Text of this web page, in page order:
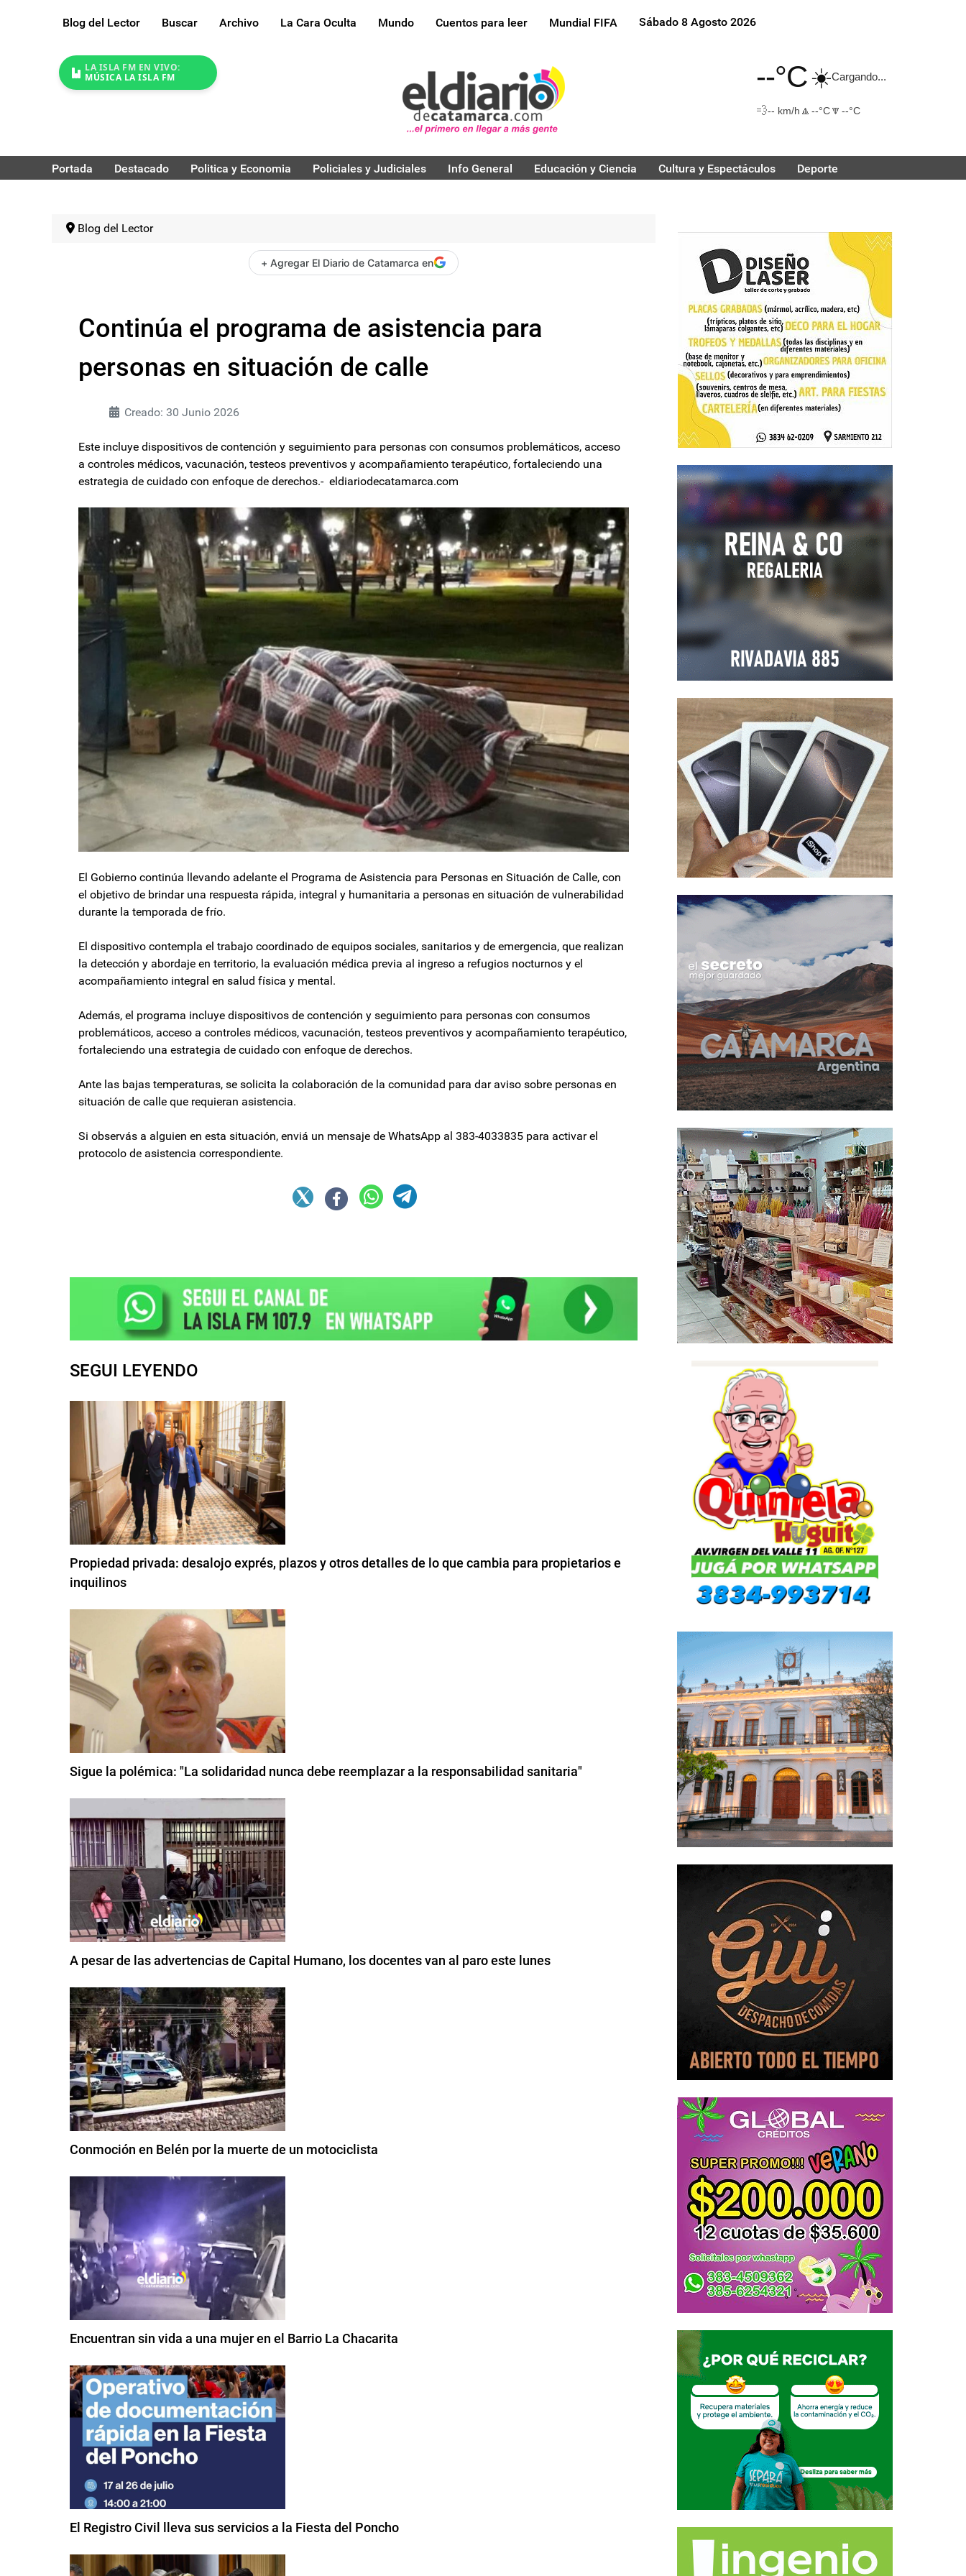
Blog del Lector Buscar Archivo La Cara Oculta Mundo Cuentos para leer Mundial FIFA Sábado 8 Agosto 2026
LA ISLA FM EN VIVO:
MÚSICA LA ISLA FM
--°C☀️Cargando...
💨-- km/h 🔼 --°C🔽 --°C
Portada Destacado Politica y Economia Policiales y Judiciales Info General Educación y Ciencia Cultura y Espectáculos Deporte
Blog del Lector
+ Agregar El Diario de Catamarca en
Continúa el programa de asistencia para
personas en situación de calle
Creado: 30 Junio 2026
Este incluye dispositivos de contención y seguimiento para personas con consumos problemáticos, acceso
a controles médicos, vacunación, testeos preventivos y acompañamiento terapéutico, fortaleciendo una
estrategia de cuidado con enfoque de derechos.- eldiariodecatamarca.com
El Gobierno continúa llevando adelante el Programa de Asistencia para Personas en Situación de Calle, con
el objetivo de brindar una respuesta rápida, integral y humanitaria a personas en situación de vulnerabilidad
durante la temporada de frío.
El dispositivo contempla el trabajo coordinado de equipos sociales, sanitarios y de emergencia, que realizan
la detección y abordaje en territorio, la evaluación médica previa al ingreso a refugios nocturnos y el
acompañamiento integral en salud física y mental.
Además, el programa incluye dispositivos de contención y seguimiento para personas con consumos
problemáticos, acceso a controles médicos, vacunación, testeos preventivos y acompañamiento terapéutico,
fortaleciendo una estrategia de cuidado con enfoque de derechos.
Ante las bajas temperaturas, se solicita la colaboración de la comunidad para dar aviso sobre personas en
situación de calle que requieran asistencia.
Si observás a alguien en esta situación, enviá un mensaje de WhatsApp al 383-4033835 para activar el
protocolo de asistencia correspondiente.
SEGUI LEYENDO
Propiedad privada: desalojo exprés, plazos y otros detalles de lo que cambia para propietarios e
inquilinos
Sigue la polémica: "La solidaridad nunca debe reemplazar a la responsabilidad sanitaria"
A pesar de las advertencias de Capital Humano, los docentes van al paro este lunes
Conmoción en Belén por la muerte de un motociclista
Encuentran sin vida a una mujer en el Barrio La Chacarita
El Registro Civil lleva sus servicios a la Fiesta del Poncho